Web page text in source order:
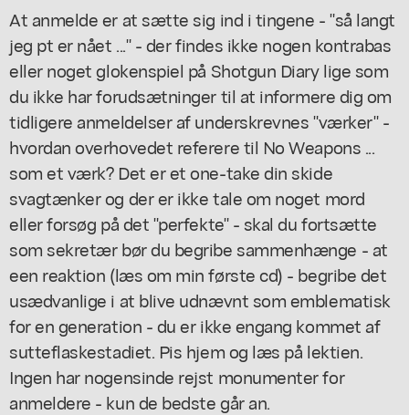
At anmelde er at sætte sig ind i tingene - "så langt
jeg pt er nået ..." - der findes ikke nogen kontrabas
eller noget glokenspiel på Shotgun Diarylige som
du ikke har forudsætninger til at informere dig om
tidligere anmeldelser af underskrevnes "værker" -
hvordan overhovedet referere til No Weapons ...
som et værk? Det er et one-take din skide
svagtænker og der er ikke tale om noget mord
eller forsøg på det "perfekte" - skal du fortsætte
som sekretær bør du begribe sammenhænge - at
een reaktion (læs om min første cd) - begribe det
usædvanlige i at blive udnævnt som emblematisk
for en generation - du er ikke engang kommet af
sutteflaskestadiet. Pis hjem og læs på lektien.
Ingen har nogensinde rejst monumenter for
anmeldere - kun de bedste går an.